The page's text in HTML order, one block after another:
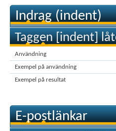
Indrag (indent)
Taggen [indent]
Användning
Exempel på användning
Exempel på resultat
E-postlänkar